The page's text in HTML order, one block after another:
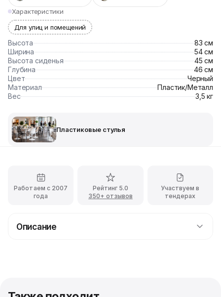
Характеристики
Для улиц и помещений
Высота
83 см
Ширина
54 см
Высота сиденья
45 см
Глубина
46 см
Цвет
Черный
Материал
Пластик/Металл
Вес
3,5 кг
Пластиковые стулья
Работаем с 2007
года
Рейтинг 5.0
350+ отзывов
Участвуем в
тендерах
Описание